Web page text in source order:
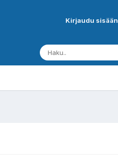
Kirjaudu sisään